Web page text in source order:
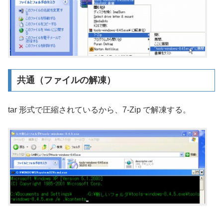
共通（ファイルの解凍）
tar 形式で圧縮されているから、7-Zip で解凍する。